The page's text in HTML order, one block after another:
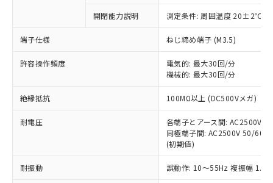
開閉能力説明 測定条件: 周囲温度 20±2℃、
端子仕様 ねじ締め端子 (M3.5)
許容操作頻度
電気的: 最大30回/分
機械的: 最大30回/分
絶縁抵抗 100MΩ以上 (DC500Vメガ)
耐電圧
各端子とアース間: AC2500V
同極端子間: AC2500V 50/
(初期値)
耐振動 誤動作: 10～55Hz 複振幅
以下の条件をお読みいただき、同意のうえ
ご利用ください。
本サービスは、当社制御機器事業取扱
商品の当社在庫状況および標準価格
当社制御機器事業取扱商品の中には、
本サービスの対象外となる商品もある
ことをご了承ください。
在庫状況および標準価格照会結果は、
記載している更新日時点での社内デー
タに基づき作成されるものであり、閲
対応予定なし：EU RoHS指令（10物質）の
非含有に非対応の商品で、対応品を出す予
定はありません。
調査・確認中：EU RoHS指令（10物質）の
非含有の対応状況を調査中または確認中の
非該当品：ライセンス料など無形物で、有
害物質有無と関係のない商品です。
いたものが、含有品と判明した場合などや
むを得ず変更することがあります。
※1 中国RoHS○×表
「○」：最大均質材料含有率が中国RoHSの
基準値以下であることを示します。
「×」：最大均質材料含有率が中国RoHSの
基準値を超えていることを示します。
「－」：未確認です。当社販売部門へお問
*中国RoHS10物質の基準値 (GB/T26572)：
当社は、これら貴社製品のうち、外国
為替および外国貿易法に定める商品
（以下｢規制貨物等」という）を輸出
または国外への提供する場合は、日本